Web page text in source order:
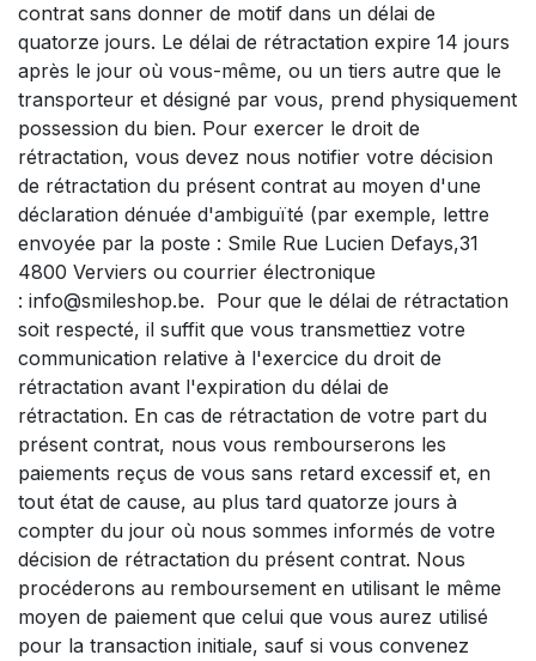
contrat sans donner de motif dans un délai de
quatorze jours. Le délai de rétractation expire 14 jours
après le jour où vous-même, ou un tiers autre que le
transporteur et désigné par vous, prend physiquement
possession du bien. Pour exercer le droit de
rétractation, vous devez nous notifier votre décision
de rétractation du présent contrat au moyen d'une
déclaration dénuée d'ambiguïté (par exemple, lettre
envoyée par la poste : Smile Rue Lucien Defays,31
4800 Verviers ou courrier électronique
: info@smileshop.be. Pour que le délai de rétractation
soit respecté, il suffit que vous transmettiez votre
communication relative à l'exercice du droit de
rétractation avant l'expiration du délai de
rétractation. En cas de rétractation de votre part du
présent contrat, nous vous rembourserons les
paiements reçus de vous sans retard excessif et, en
tout état de cause, au plus tard quatorze jours à
compter du jour où nous sommes informés de votre
décision de rétractation du présent contrat. Nous
procéderons au remboursement en utilisant le même
moyen de paiement que celui que vous aurez utilisé
pour la transaction initiale, sauf si vous convenez